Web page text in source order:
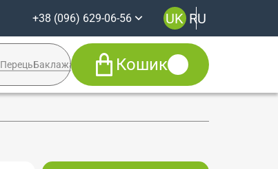
+38 (096) 629-06-56 UK RU
ПерецьБаклажан КабачокSyngenta
Кошик